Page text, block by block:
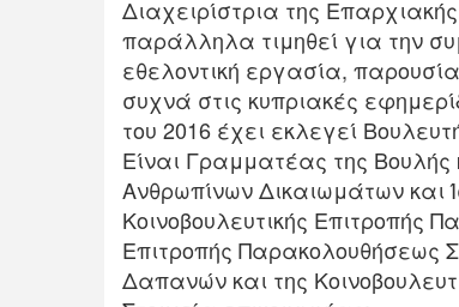
Διαχειρίστρια της
παράλληλα τιμηθεί για την
εθελοντική εργασία,
συχνά στις κυπριακές
του 2016 έχει εκλεγεί
Είναι Γραμματέας της Βουλής
Ανθρωπίνων Δικαιωμάτων και
Κοινοβουλευτικής Επιτροπής
Επιτροπής Παρακολουθήσεως
Δαπανών και της